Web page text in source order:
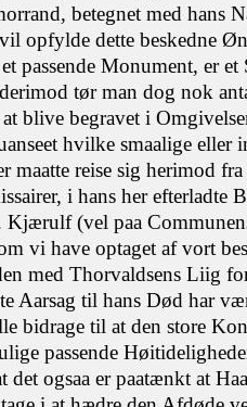
betegnet med hans
opfylde dette beskedne
passende Monument, er et
tør man dog nok
blive begravet i
hvilke smaalige eller
maatte reise sig herimod
i hans her efterladte
(vel paa
vi have optaget af vort
med Thorvaldsens Liig
Aarsag til hans Død har
bidrage til at den store
passende
det ogsaa er paatænkt at